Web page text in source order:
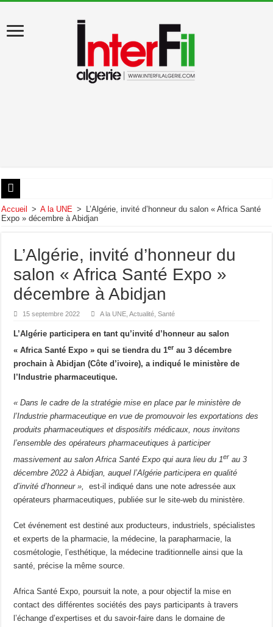
États-Unis : Donald Trump évacué du dîner des correspondants de la Maison
Artémis II : les astronautes ont amerri dans le Pacifique
Décès de Liamine Zeroual, ancien président de la République algérienne
DISPARITION Ali Khamenei, le Guide suprême de la République islamique
Libye : Saïf al-Islam Kadhafi, fils de l’ancien dirigeant libyen, est mort
L’Algérie accepte de gracier l’écrivain franco-algérien Boualem Sansal
France : Sébastien Lecornu reconduit Premier ministre, LFI et le RN promettent
France : Roland Lescure à l’Économie, Bruno Le Maire aux Armées, le
Accueil > A la UNE >
L’Algérie, invité d’honneur du salon « Africa Santé
Expo » décembre à Abidjan
L’Algérie, invité d’honneur du
salon « Africa Santé Expo »
décembre à Abidjan
15 septembre 2022 A la UNE ,Actualité ,Santé
L’Algérie participera en tant qu’invité d’honneur au salon
« Africa Santé Expo » qui se tiendra du 1er au 3 décembre
prochain à Abidjan (Côte d’ivoire), a indiqué le ministère de
l’Industrie pharmaceutique.
« Dans le cadre de la stratégie mise en place par le ministère de
l’Industrie pharmaceutique en vue de promouvoir les exportations des
produits pharmaceutiques et dispositifs médicaux, nous invitons
l’ensemble des opérateurs pharmaceutiques à participer
massivement au salon Africa Santé Expo qui aura lieu du 1er au 3
décembre 2022 à Abidjan, auquel l’Algérie participera en qualité
d’invité d’honneur »,
est-il indiqué dans une note adressée aux
opérateurs pharmaceutiques, publiée sur le site-web du ministère.
Cet événement est destiné aux producteurs, industriels, spécialistes
et experts de la pharmacie, la médecine, la parapharmacie, la
cosmétologie, l’esthétique, la médecine traditionnelle ainsi que la
santé, précise la même source.
Africa Santé Expo, poursuit la note, a pour objectif la mise en
contact des différentes sociétés des pays participants à travers
l’échange d’expertises et du savoir-faire dans le domaine de